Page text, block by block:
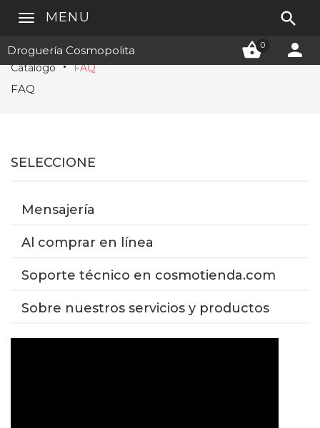
Droguería Cosmopolita 0 
MENU 
Catálogo FAQ
FAQ
SELECCIONE
Mensajería
Al comprar en línea
Soporte técnico en cosmotienda.com
Sobre nuestros servicios y productos